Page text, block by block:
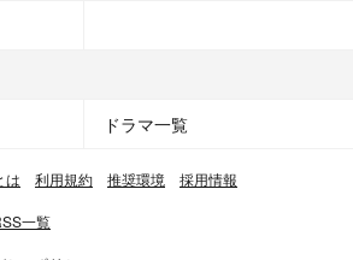
ドラマ一覧
は 利用規約 推奨環境 採用情報
一覧